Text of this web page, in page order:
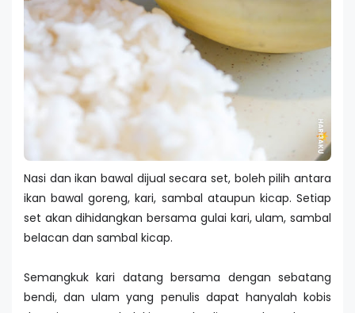
Nasi dan ikan bawal dijual secara set, boleh pilih antara
ikan bawal goreng, kari, sambal ataupun kicap. Setiap
set akan dihidangkan bersama gulai kari, ulam, sambal
belacan dan sambal kicap.
Semangkuk kari datang bersama dengan sebatang
bendi, dan ulam yang penulis dapat hanyalah kobis